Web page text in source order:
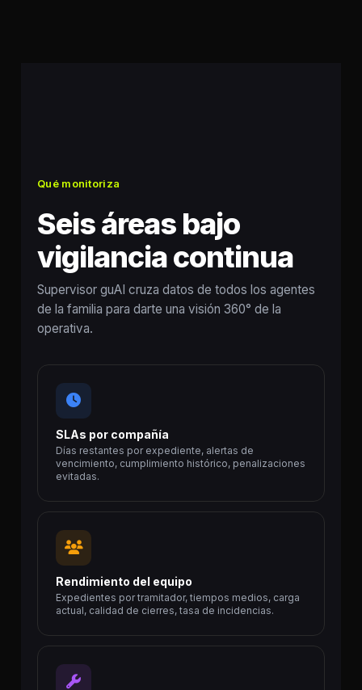
Qué monitoriza
Seis áreas bajo
vigilancia continua
Supervisor guAI cruza datos de todos los agentes
de la familia para darte una visión 360° de la
operativa.
SLAs por compañía
Días restantes por expediente, alertas de
vencimiento, cumplimiento histórico, penalizaciones
evitadas.
Rendimiento del equipo
Expedientes por tramitador, tiempos medios, carga
actual, calidad de cierres, tasa de incidencias.